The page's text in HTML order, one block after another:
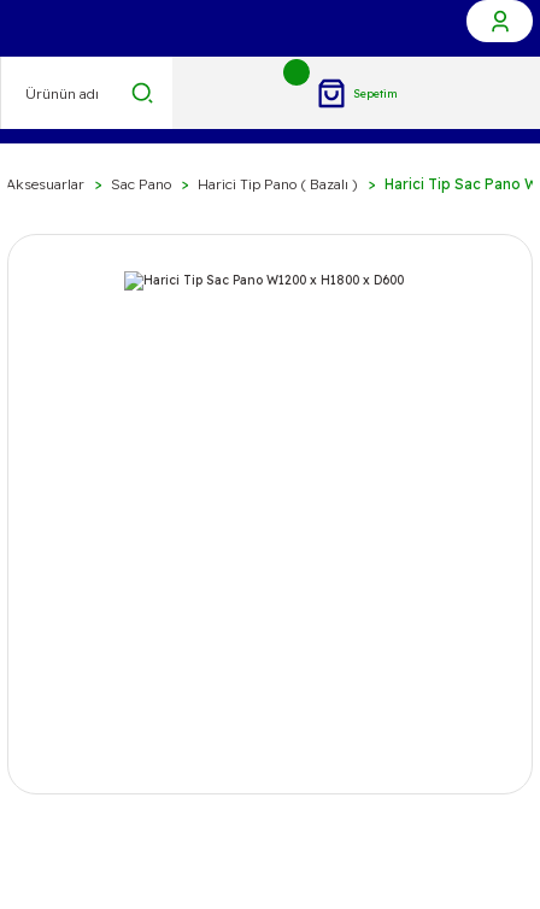
Sepetim
Aksesuarlar Sac Pano Harici Tip Pano ( Bazalı ) Harici Tip Sac Pano